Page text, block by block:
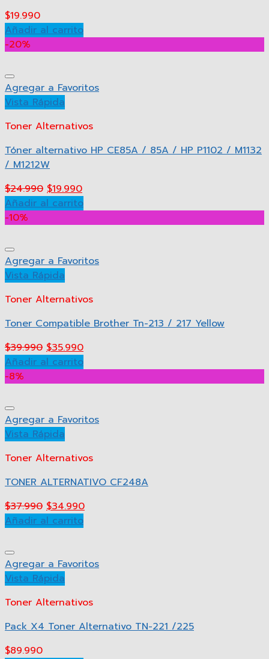
$19.990
Añadir al carrito
-20%
Agregar a Favoritos
Vista Rápida
Toner Alternativos
Tóner alternativo HP CE85A / 85A / HP P1102 / M1132
/ M1212W
$24.990 $19.990
Añadir al carrito
-10%
Agregar a Favoritos
Vista Rápida
Toner Alternativos
Toner Compatible Brother Tn-213 / 217 Yellow
$39.990 $35.990
Añadir al carrito
-8%
Agregar a Favoritos
Vista Rápida
Toner Alternativos
TONER ALTERNATIVO CF248A
$37.990 $34.990
Añadir al carrito
Agregar a Favoritos
Vista Rápida
Toner Alternativos
Pack X4 Toner Alternativo TN-221 /225
$89.990